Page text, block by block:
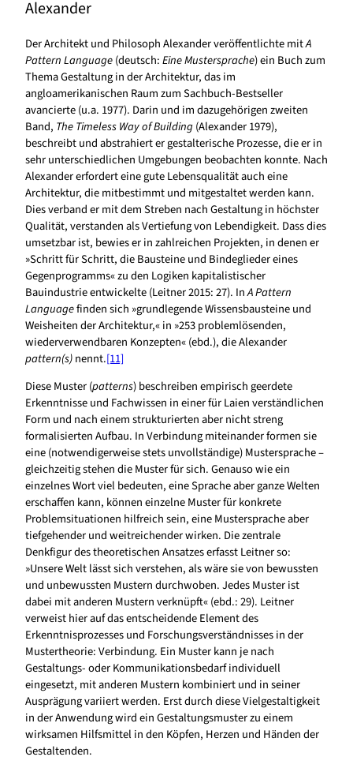
Alexander
Der Architekt und Philosoph Alexander veröffentlichte mitA
Pattern Language(deutsch:Eine Mustersprache) ein Buch zum
Thema Gestaltung in der Architektur, das im
angloamerikanischen Raum zum Sachbuch-Bestseller
avancierte (u.a. 1977). Darin und im dazugehörigen zweiten
Band, The Timeless Way of Building(Alexander 1979),
beschreibt und abstrahiert er gestalterische Prozesse, die er in
sehr unterschiedlichen Umgebungen beobachten konnte. Nach
Alexander erfordert eine gute Lebensqualität auch eine
Architektur, die mitbestimmt und mitgestaltet werden kann.
Dies verband er mit dem Streben nach Gestaltung in höchster
Qualität, verstanden als Vertiefung von Lebendigkeit. Dass dies
umsetzbar ist, bewies er in zahlreichen Projekten, in denen er
»Schritt für Schritt, die Bausteine und Bindeglieder eines
Gegenprogramms« zu den Logiken kapitalistischer
Bauindustrie entwickelte (Leitner 2015: 27). InA Pattern
Languagefinden sich »grundlegende Wissensbausteine und
Weisheiten der Architektur,« in »253 problemlösenden,
wiederverwendbaren Konzepten« (ebd.), die Alexander
pattern(s)nennt.[11]
Diese Muster (patterns) beschreiben empirisch geerdete
Erkenntnisse und Fachwissen in einer für Laien verständlichen
Form und nach einem strukturierten aber nicht streng
formalisierten Aufbau. In Verbindung miteinander formen sie
eine (notwendigerweise stets unvollständige) Mustersprache –
gleichzeitig stehen die Muster für sich. Genauso wie ein
einzelnes Wort viel bedeuten, eine Sprache aber ganze Welten
erschaffen kann, können einzelne Muster für konkrete
Problemsituationen hilfreich sein, eine Mustersprache aber
tiefgehender und weitreichender wirken. Die zentrale
Denkfigur des theoretischen Ansatzes erfasst Leitner so:
»Unsere Welt lässt sich verstehen, als wäre sie von bewussten
und unbewussten Mustern durchwoben. Jedes Muster ist
dabei mit anderen Mustern verknüpft« (ebd.: 29). Leitner
verweist hier auf das entscheidende Element des
Erkenntnisprozesses und Forschungsverständnisses in der
Mustertheorie: Verbindung. Ein Muster kann je nach
Gestaltungs- oder Kommunikationsbedarf individuell
eingesetzt, mit anderen Mustern kombiniert und in seiner
Ausprägung variiert werden. Erst durch diese Vielgestaltigkeit
in der Anwendung wird ein Gestaltungsmuster zu einem
wirksamen Hilfsmittel in den Köpfen, Herzen und Händen der
Gestaltenden.